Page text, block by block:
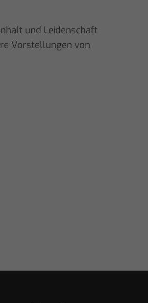
und Leidenschaft
Vorstellungen von